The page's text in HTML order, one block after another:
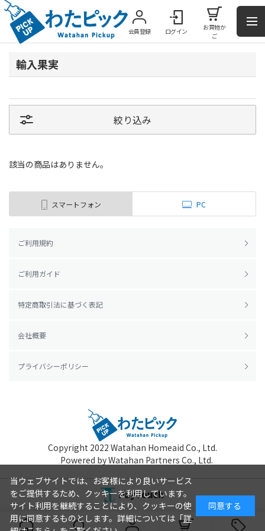
会員登録 ログイン
お買物か
ご
輸入果実
絞り込み
該当の商品はありません。
スマートフォン PC
ご利用規約
ご利用ガイド
特定商取引法に基づく表記
会社概要
プライバシーポリシー
Copyright 2022 Watahan Homeaid Co., Ltd.
Powered by Watahan Partners Co., Ltd.
当ウェブサイトでは、お客様により良いサービス
をご提供するため、クッキーを利用しています。
サイト利用を継続することにより、クッキーの使
用に同意するものとします。詳細については「詳
同意する